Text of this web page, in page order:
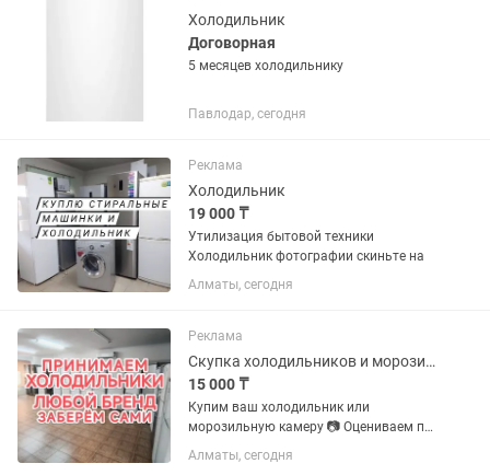
Холодильник
Договорная
5 месяцев холодильнику
Павлодар, сегодня
Реклама
Холодильник
19 000 ₸
Утилизация бытовой техники
Холодильник фотографии скиньте на
Алматы, сегодня
Реклама
Скупка холодильников и морозильных камер
15 000 ₸
Купим ваш холодильник или
морозильную камеру 📷 Оцениваем по
фото 🚚 Заберем и увезем сами 💵
Деньги сразу Пишите или звоните
Алматы, сегодня